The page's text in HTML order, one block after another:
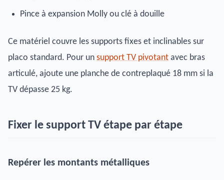
Pince à expansion Molly ou clé à douille
Ce matériel couvre les supports fixes et inclinables sur
placo standard. Pour un support TV pivotant avec bras
articulé, ajoute une planche de contreplaqué 18 mm si la
TV dépasse 25 kg.
Fixer le support TV étape par étape
Repérer les montants métalliques